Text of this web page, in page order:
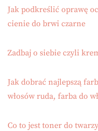
Jak podkreślić oprawę
cienie do brwi czarne
Zadbaj o siebie czyli
Jak dobrać najlepszą
włosów ruda, farba do
Co to jest toner do